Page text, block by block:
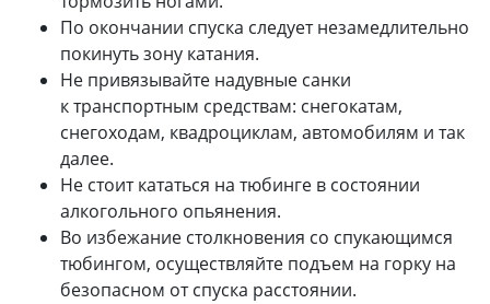
По окончании спуска следует незамедлительно
покинуть зону катания.
Не привязывайте надувные санки
к транспортным средствам: снегокатам,
снегоходам, квадроциклам, автомобилям и так
далее.
Не стоит кататься на тюбинге в состоянии
алкогольного опьянения.
Во избежание столкновения со спукающимся
тюбингом, осуществляйте подъем на горку на
безопасном от спуска расстоянии.